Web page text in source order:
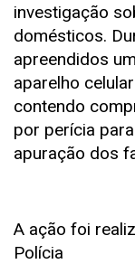
investigação
domésticos.
apreendidos
aparelho
contendo
por perícia
apuração dos
A ação foi
Polícia